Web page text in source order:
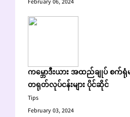
February 06, 2024
ကမ္ဘောဒီးယား အထည်ချုပ် စက်ရုံမ
တရုတ်လုပ်ငန်းများ ပိုင်ဆိုင်
Tips
February 03, 2024